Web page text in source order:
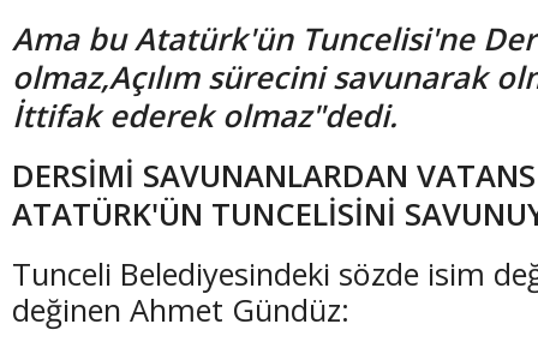
Ama bu Atatürk'ün Tuncelisi'ne
olmaz,Açılım sürecini savunarak
İttifak ederek olmaz"dedi.
DERSİMİ SAVUNANLARDAN
ATATÜRK'ÜN TUNCELİSİNİ
Tunceli Belediyesindeki sözde isim
değinen Ahmet Gündüz: